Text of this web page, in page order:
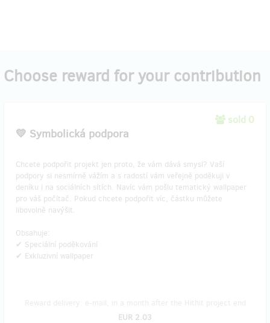
Choose reward for your contribution
sold 0
💛 Symbolická podpora
Chcete podpořit projekt jen proto, že vám dává smysl? Vaší
podpory si nesmírně vážím a s radostí vám veřejně poděkuji v
deníku i na sociálních sítích. Navíc vám pošlu tematický wallpaper
pro váš počítač. Pokud chcete podpořit víc, částku můžete
libovolně navýšit.
Obsahuje:
✔ Speciální poděkování
✔ Exkluzivní wallpaper
EUR 2.03